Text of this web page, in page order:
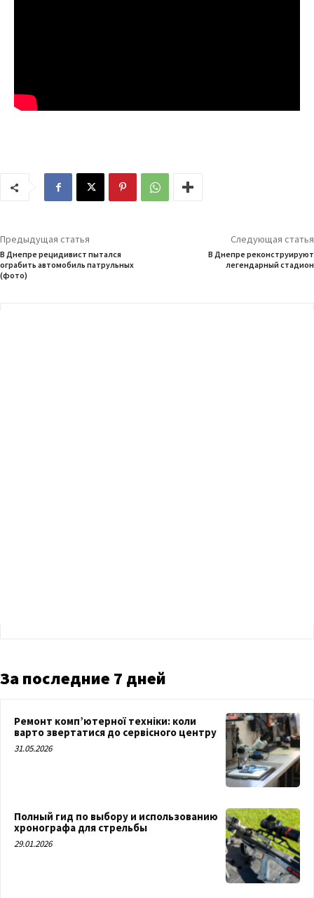
Предыдущая статья
В Днепре рецидивист пытался
ограбить автомобиль патрульных
(фото)
Следующая статья
В Днепре реконструируют
легендарный стадион
За последние 7 дней
Ремонт комп’ютерної техніки: коли
варто звертатися до сервісного центру
31.05.2026
Полный гид по выбору и использованию
хронографа для стрельбы
29.01.2026